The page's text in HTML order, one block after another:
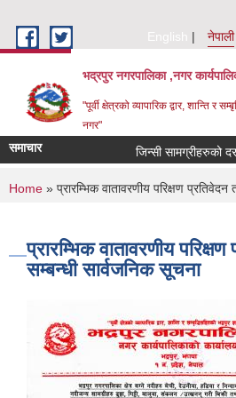
English
नेपाली
भद्रपुर नगरपालिका ,नगर
"पूर्वी क्षेत्रको व्यापारिक द्वार, शान्ति र
नगर"
समाचार जिन्सी सामग्रीहरुको
You are here
Home » प्रारम्भिक वातावरणीय परिक्षण प्रतिवेदन
प्रारम्भिक वातावरणीय
सम्बन्धी सार्वजनिक सूचना